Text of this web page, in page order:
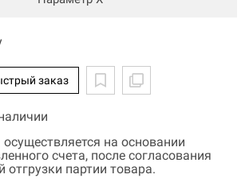
заказ
на основании
счета, после согласования
отгрузки партии товара.